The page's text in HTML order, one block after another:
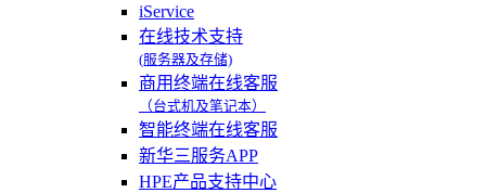
iService
在线技术支持
(服务器及存储)
商用终端在线客服
（台式机及笔记本）
智能终端在线客服
新华三服务APP
HPE产品支持中心